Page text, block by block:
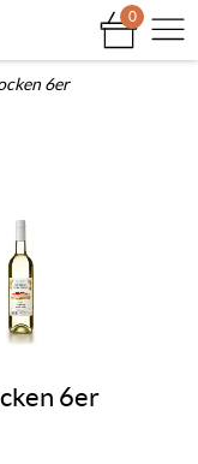
0
6er
6er